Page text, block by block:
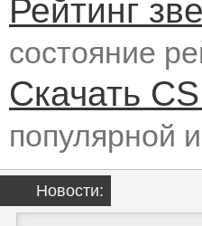
Рейтинг
состояние
Скачать
популярной
Новости: